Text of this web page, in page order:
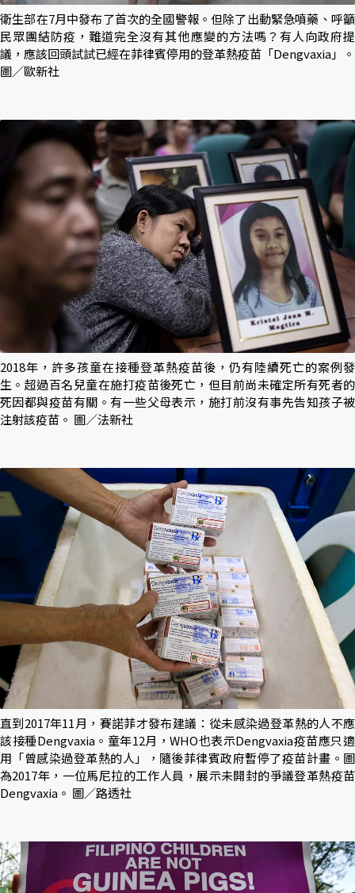
衛生部在7月中發布了首次的全國警報。但除了出動緊急噴藥、呼籲
民眾團結防疫，難道完全沒有其他應變的方法嗎？有人向政府提
議，應該回頭試試已經在菲律賓停用的登革熱疫苗「Dengvaxia」。
圖／歐新社
2018年，許多孩童在接種登革熱疫苗後，仍有陸續死亡的案例發
生。超過百名兒童在施打疫苗後死亡，但目前尚未確定所有死者的
死因都與疫苗有關。有一些父母表示，施打前沒有事先告知孩子被
注射該疫苗。 圖／法新社
直到2017年11月，賽諾菲才發布建議：從未感染過登革熱的人不應
該接種Dengvaxia。童年12月，WHO也表示Dengvaxia疫苗應只適
用「曾感染過登革熱的人」，隨後菲律賓政府暫停了疫苗計畫。圖
為2017年，一位馬尼拉的工作人員，展示未開封的爭議登革熱疫苗
Dengvaxia。 圖／路透社